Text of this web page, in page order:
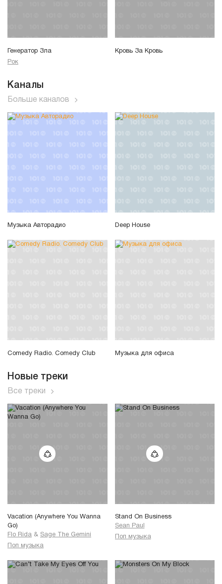
Генератор Зла
Рок
Кровь За Кровь
Каналы
Больше каналов
Музыка Авторадио Deep House
Comedy Radio. Comedy Club Музыка для офиса
Новые треки
Все треки
Vacation (Anywhere You Wanna
Go)
Flo Rida & Sage The Gemini
Поп музыка
Stand On Business
Sean Paul
Поп музыка